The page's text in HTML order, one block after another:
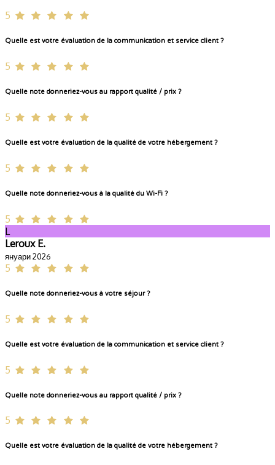
5
Quelle est votre évaluation de la communication et service client ?
5
Quelle note donneriez-vous au rapport qualité / prix ?
5
Quelle est votre évaluation de la qualité de votre hébergement ?
5
Quelle note donneriez-vous à la qualité du Wi-Fi ?
5
L
Leroux E.
януари 2026
5
Quelle note donneriez-vous à votre séjour ?
5
Quelle est votre évaluation de la communication et service client ?
5
Quelle note donneriez-vous au rapport qualité / prix ?
5
Quelle est votre évaluation de la qualité de votre hébergement ?